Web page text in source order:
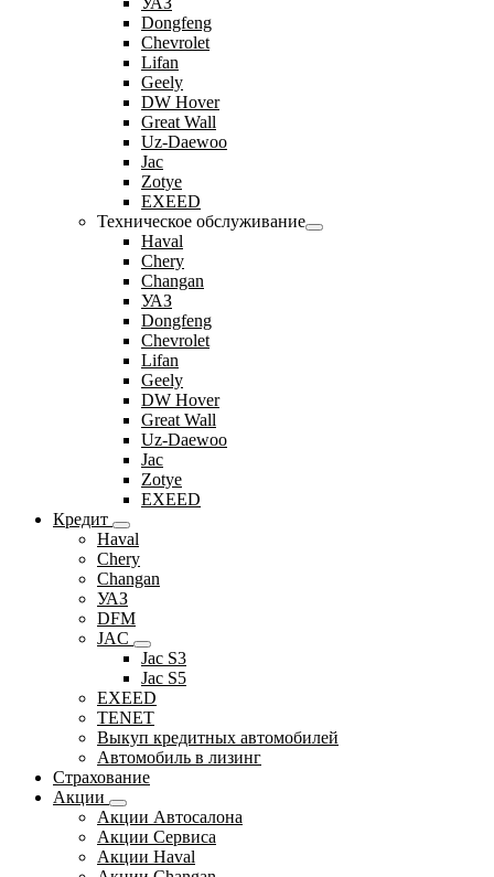
Dongfeng
Chevrolet
Lifan
Geely
DW Hover
Great Wall
Uz-Daewoo
Jac
Zotye
EXEED
Техническое обслуживание
Haval
Chery
Changan
УАЗ
Dongfeng
Chevrolet
Lifan
Geely
DW Hover
Great Wall
Uz-Daewoo
Jac
Zotye
EXEED
Кредит
Haval
Chery
Changan
УАЗ
DFM
JAC
Jac S3
Jac S5
EXEED
TENET
Выкуп кредитных автомобилей
Автомобиль в лизинг
Страхование
Акции
Акции Автосалона
Акции Сервиса
Акции Haval